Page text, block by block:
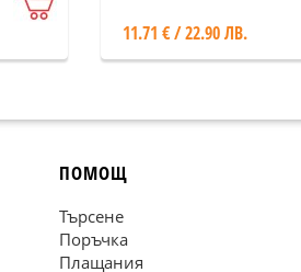
11.71 € / 22.90 ЛВ.
ПОМОЩ
Търсене
Поръчка
Плащания